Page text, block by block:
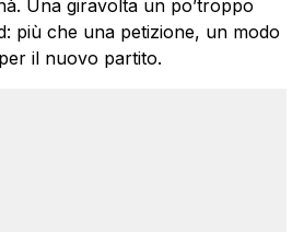
Una giravolta un po’troppo
più che una petizione, un modo
il nuovo partito.